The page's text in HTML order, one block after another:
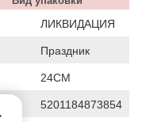
ЛИКВИДАЦИЯ
Праздник
24СМ
5201184873854